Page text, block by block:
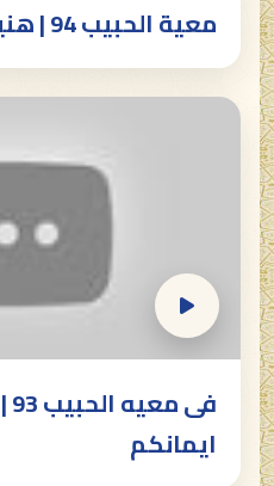
معية الحبيب 94 | هنيئاً بـ ليلة القدر
ايمانكم